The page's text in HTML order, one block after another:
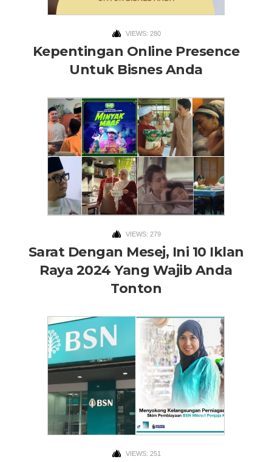
VIEWS: 280
Kepentingan Online Presence
Untuk Bisnes Anda
VIEWS: 279
Sarat Dengan Mesej, Ini 10 Iklan
Raya 2024 Yang Wajib Anda
Tonton
VIEWS: 251